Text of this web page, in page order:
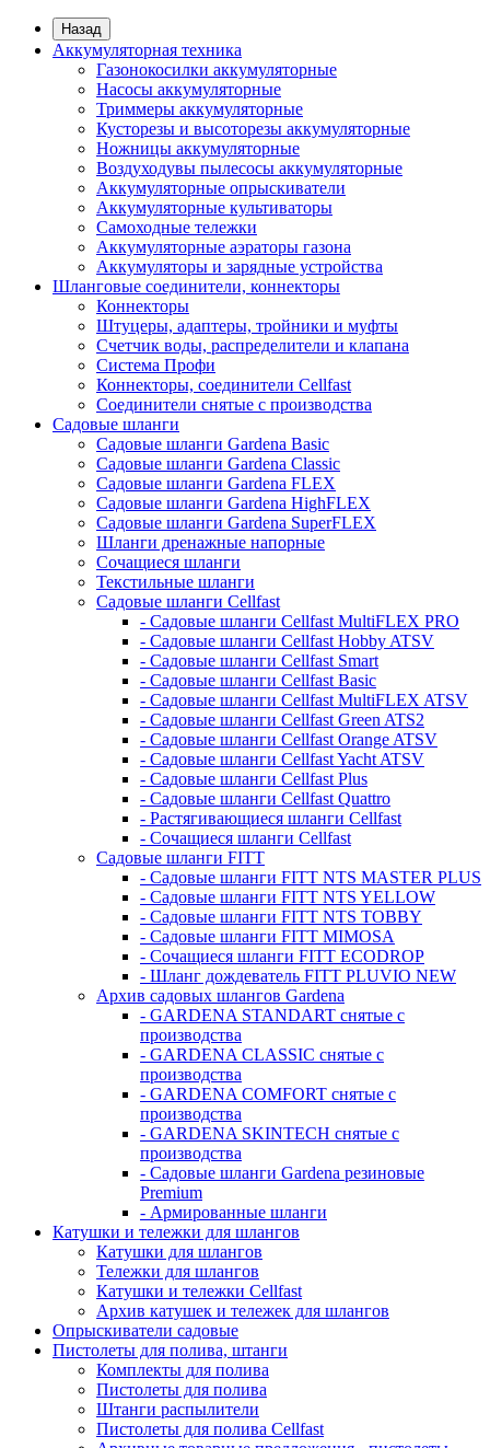
Назад
Аккумуляторная техника
Газонокосилки аккумуляторные
Насосы аккумуляторные
Триммеры аккумуляторные
Кусторезы и высоторезы аккумуляторные
Ножницы аккумуляторные
Воздуходувы пылесосы аккумуляторные
Аккумуляторные опрыскиватели
Аккумуляторные культиваторы
Самоходные тележки
Аккумуляторные аэраторы газона
Аккумуляторы и зарядные устройства
Шланговые соединители, коннекторы
Коннекторы
Штуцеры, адаптеры, тройники и муфты
Счетчик воды, распределители и клапана
Система Профи
Коннекторы, соединители Cellfast
Соединители снятые с производства
Садовые шланги
Садовые шланги Gardena Basic
Садовые шланги Gardena Classic
Садовые шланги Gardena FLEX
Садовые шланги Gardena HighFLEX
Садовые шланги Gardena SuperFLEX
Шланги дренажные напорные
Сочащиеся шланги
Текстильные шланги
Садовые шланги Cellfast
- Садовые шланги Cellfast MultiFLEX PRO
- Садовые шланги Cellfast Hobby ATSV
- Садовые шланги Cellfast Smart
- Садовые шланги Cellfast Basic
- Садовые шланги Cellfast MultiFLEX ATSV
- Садовые шланги Cellfast Green ATS2
- Садовые шланги Cellfast Orange ATSV
- Садовые шланги Cellfast Yacht ATSV
- Садовые шланги Cellfast Plus
- Садовые шланги Cellfast Quattro
- Растягивающиеся шланги Cellfast
- Сочащиеся шланги Cellfast
Садовые шланги FITT
- Садовые шланги FITT NTS MASTER PLUS
- Садовые шланги FITT NTS YELLOW
- Садовые шланги FITT NTS TOBBY
- Садовые шланги FITT MIMOSA
- Сочащиеся шланги FITT ECODROP
- Шланг дождеватель FITT PLUVIO NEW
Архив садовых шлангов Gardena
- GARDENA STANDART снятые с
производства
- GARDENA CLASSIC снятые с
производства
- GARDENA COMFORT снятые с
производства
- GARDENA SKINTECH снятые с
производства
- Садовые шланги Gardena резиновые
Premium
- Армированные шланги
Катушки и тележки для шлангов
Катушки для шлангов
Тележки для шлангов
Катушки и тележки Cellfast
Архив катушек и тележек для шлангов
Опрыскиватели садовые
Пистолеты для полива, штанги
Комплекты для полива
Пистолеты для полива
Штанги распылители
Пистолеты для полива Cellfast